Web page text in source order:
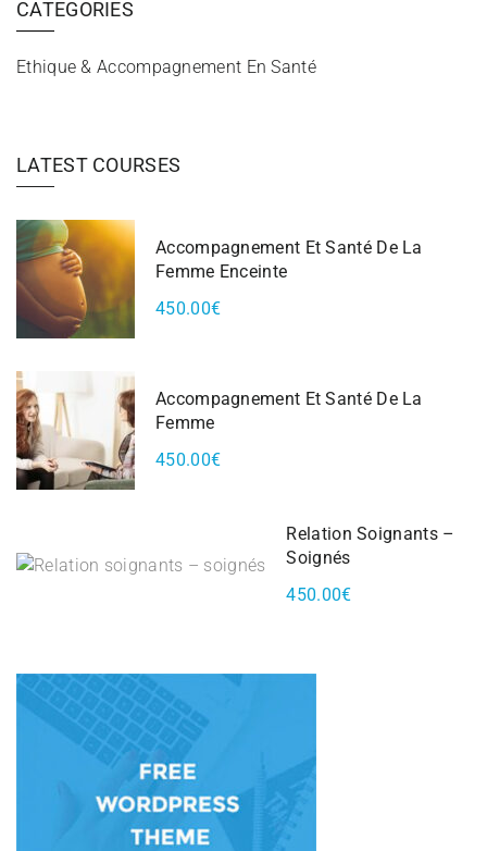
CATEGORIES
Ethique & Accompagnement En Santé
LATEST COURSES
Accompagnement Et Santé De La
Femme Enceinte
450.00€
Accompagnement Et Santé De La
Femme
450.00€
Relation Soignants –
Soignés
450.00€